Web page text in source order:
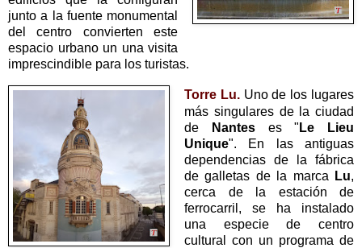
junto a la fuente monumental
del centro convierten este
espacio urbano un una visita
imprescindible para los turistas.
Torre Lu.Uno de los lugares
más singulares de la ciudad
de
Nantes es " Le Lieu
Unique". En las antiguas
dependencias de la fábrica
de galletas de la marca
Lu,
cerca de la estación de
ferrocarril, se ha instalado
una especie de centro
cultural con un programa de